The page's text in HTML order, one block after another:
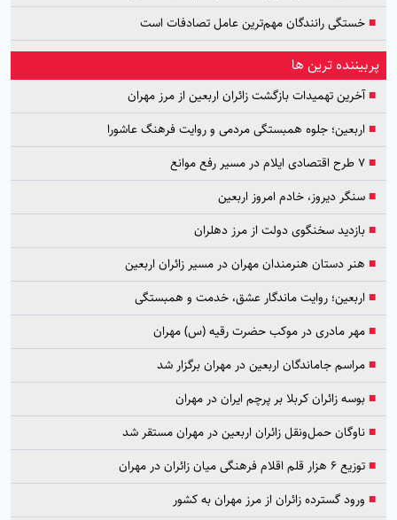
■خستگی رانندگان مهم‌ترین عامل تصادفات است
پربیننده ترین ها
■آخرین تهمیدات بازگشت زائران اربعین از مرز مهران
■ اربعین؛ جلوه همبستگی مردمی و روایت فرهنگ عاشورا
■۷ طرح اقتصادی ایلام در مسیر رفع موانع
■سنگر دیروز، خادم امروز اربعین
■بازدید سخنگوی دولت از مرز دهلران
■ هنر دستان هنرمندان مهران در مسیر زائران اربعین
■ اربعین؛ روایت ماندگار عشق، خدمت و همبستگی
■مهر مادری در موکب حضرت رقیه (س) مهران
■مراسم جاماندگان اربعین در مهران برگزار شد
■بوسه زائران کربلا بر پرچم ایران در مهران
■ناوگان حمل‌ونقل زائران اربعین در مهران مستقر شد
■توزیع ۶ هزار قلم اقلام فرهنگی میان زائران در مهران
■ ورود گسترده زائران از مرز مهران به کشور